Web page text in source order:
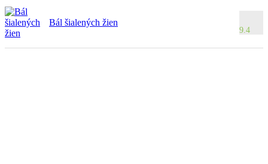
Bál šialených žien
9.4